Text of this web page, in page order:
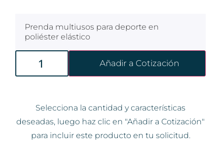
Prenda multiusos para deporte en
poliéster elástico
Añadir a Cotización
Selecciona la cantidad y características
deseadas, luego haz clic en "Añadir a Cotización"
para incluir este producto en tu solicitud.